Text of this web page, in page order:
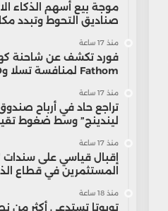
موجة بيع أسهم الذكاء
صناديق التحوط وتبدد
منذ 17 ساعة
فورد تكشف عن شاحنة
Fathom لمنافسة تسلا وBYD
منذ 17 ساعة
تراجع حاد في أرباح
ليندينج” وسط ضغوط
منذ 17 ساعة
إقبال قياسي على
المستثمرين في قطاع
منذ 18 ساعة
تويوتا تستدعي أكثر من